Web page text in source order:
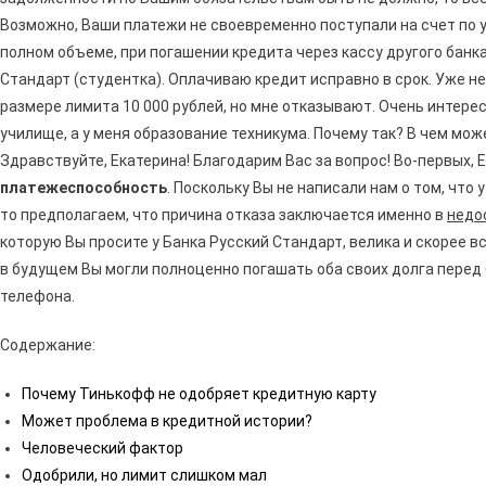
Возможно, Ваши платежи не своевременно поступали на счет по
полном объеме, при погашении кредита через кассу другого
Стандарт (студентка). Оплачиваю кредит исправно в срок. Уже
размере лимита 10 000 рублей, но мне отказывают. Очень
училище, а у меня образование техникума. Почему так? В чем
Здравствуйте, Екатерина! Благодарим Вас за вопрос! Во-
платежеспособность . Поскольку Вы не написали нам о том,
то предполагаем, что причина отказа заключается именно в
которую Вы просите у Банка Русский Стандарт, велика и скорее
в будущем Вы могли полноценно погашать оба своих долга
телефона.
Содержание:
Почему Тинькофф не одобряет кредитную карту
Может проблема в кредитной истории?
Человеческий фактор
Одобрили, но лимит слишком мал